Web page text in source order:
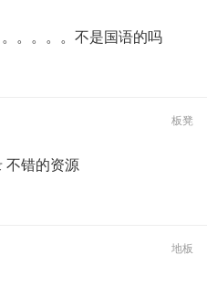
。。。。不是国语的吗
板凳
不错的资源
地板